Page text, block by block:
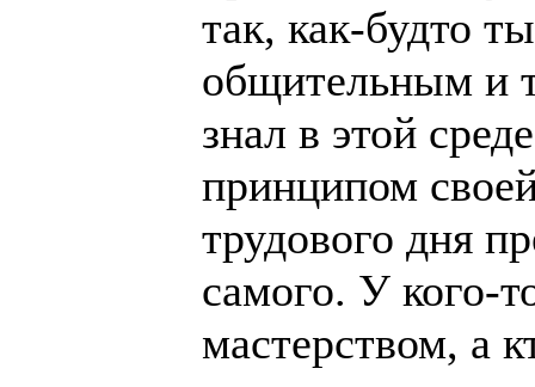
так, как-будто
общительным и
знал в этой
принципом
трудового дня
самого. У кого-
мастерством, а